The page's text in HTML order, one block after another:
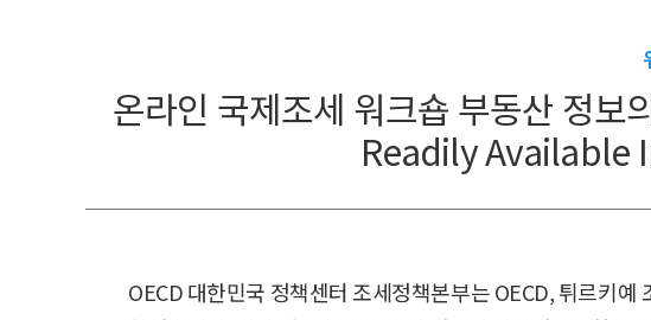
온라인 국제조세 워크숍 부동산 정
Readily
OECD 대한민국 정책센터 조세정책본부는 OECD, 튀르키